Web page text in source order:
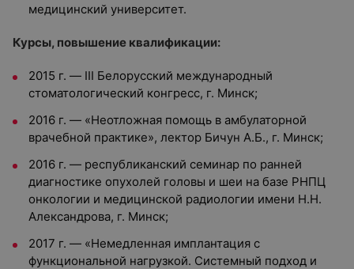
медицинский университет.
Курсы, повышение квалификации:
2015 г. — III Белорусский международный
стоматологический конгресс, г. Минск;
2016 г. — «Неотложная помощь в амбулаторной
врачебной практике», лектор Бичун А.Б., г. Минск;
2016 г. — республиканский семинар по ранней
диагностике опухолей головы и шеи на базе РНПЦ
онкологии и медицинской радиологии имени Н.Н.
Александрова, г. Минск;
2017 г. — «Немедленная имплантация с
функциональной нагрузкой. Системный подход и